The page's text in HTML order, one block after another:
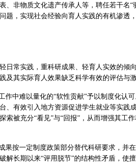
非物质文化遗产传承人等，聘任若干名“
题，实现社会经验向育人实践的有机渗透
日常实践，重科研成果、轻育人实效的倾
其实际育人效果缺乏科学有效的评估与激
中难以量化的“软性贡献”予以制度化认
有效引入地方资源促进学生就业等实践
被充分“看见”与“回报”，从而增强其工
果按一定制度政策部分替代科研要求，并
长期以来“评用脱节”的结构性矛盾，使